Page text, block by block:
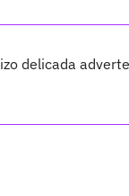
delicada